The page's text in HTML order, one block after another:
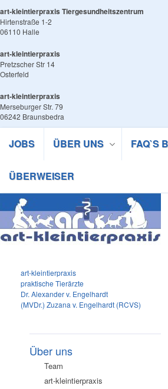
art-kleintierpraxis Tiergesundheitszentrum
Hirtenstraße 1-2
06110 Halle
art-kleintierpraxis
Pretzscher Str 14
Osterfeld
art-kleintierpraxis
Merseburger Str. 79
06242 Braunsbedra
JOBS ÜBER UNS FAQ`S
ÜBERWEISER
art-kleintierpraxis
praktische Tierärzte
Dr. Alexander v. Engelhardt
(MVDr.) Zuzana v. Engelhardt (RCVS)
Über uns
Team
art-kleintierpraxis